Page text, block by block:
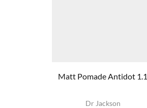
Matt Pomade Antidot 1.1
Dr Jackson